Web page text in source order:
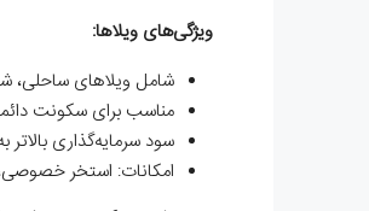
ویژگی‌های ویلاها:
شامل ویلاهای ساحلی،
مناسب برای سکونت
سود سرمایه‌گذاری
امکانات: استخر